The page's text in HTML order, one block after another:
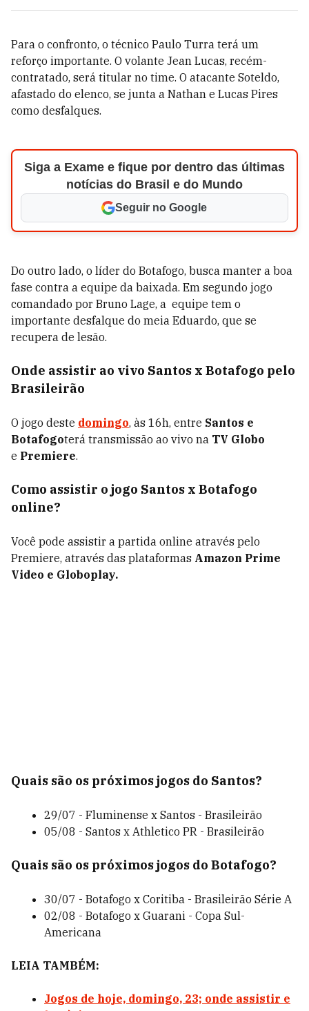
Para o confronto, o técnico Paulo Turra terá um
reforço importante. O volante Jean Lucas, recém-
contratado, será titular no time. O atacante Soteldo,
afastado do elenco, se junta a Nathan e Lucas Pires
como desfalques.
Siga a Exame e fique por dentro das últimas
notícias do Brasil e do Mundo
Seguir no Google
Do outro lado, o líder do Botafogo, busca manter a boa
fase contra a equipe da baixada. Em segundo jogo
comandado por Bruno Lage, a equipe tem o
importante desfalque do meia Eduardo, que se
recupera de lesão.
Onde assistir ao vivo Santos x Botafogo pelo
Brasileirão
O jogo deste domingo, às 16h, entre Santos e
Botafogoterá transmissão ao vivo na TV Globo
e Premiere.
Como assistir o jogo Santos x Botafogo
online?
Você pode assistir a partida online através pelo
Premiere, através das plataformas Amazon Prime
Video e Globoplay.
Quais são os próximos jogos do Santos?
29/07 - Fluminense x Santos - Brasileirão
05/08 - Santos x Athletico PR - Brasileirão
Quais são os próximos jogos do Botafogo?
30/07 - Botafogo x Coritiba - Brasileirão Série A
02/08 - Botafogo x Guarani - Copa Sul-
Americana
LEIA TAMBÉM:
Jogos de hoje, domingo, 23; onde assistir e